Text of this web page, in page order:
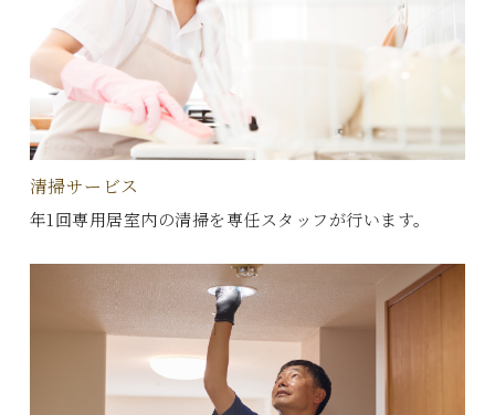
清掃サービス
年1回専用居室内の清掃を専任スタッフが行います。